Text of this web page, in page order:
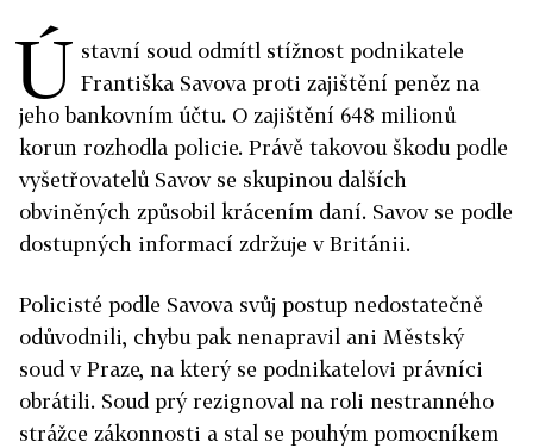
Ú stavní soud odmítl stížnost podnikatele
Františka Savova proti zajištění peněz na
jeho bankovním účtu. O zajištění 648 milionů
korun rozhodla policie. Právě takovou škodu podle
vyšetřovatelů Savov se skupinou dalších
obviněných způsobil krácením daní. Savov se podle
dostupných informací zdržuje v Británii.
Policisté podle Savova svůj postup nedostatečně
odůvodnili, chybu pak nenapravil ani Městský
soud v Praze, na který se podnikatelovi právníci
obrátili. Soud prý rezignoval na roli nestranného
strážce zákonnosti a stal se pouhým pomocníkem